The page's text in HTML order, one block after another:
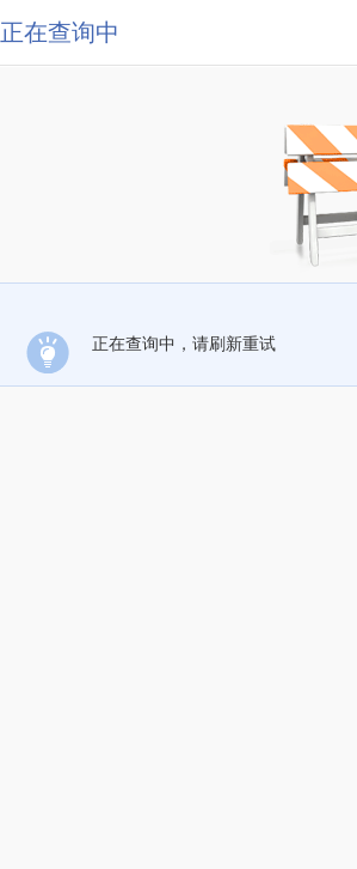
正在查询中
正在查询中，请刷新重试